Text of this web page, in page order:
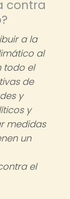
contra
a la
al
todo el
de
y
y
medidas
un
el